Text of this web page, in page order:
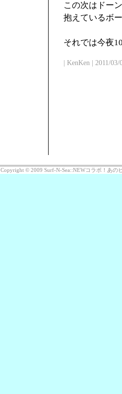
この次はドー
抱えているボ
それでは今夜
| KenKen | 2011/
Copyright © 2009 Surf-N-Sea::NEWコラボ！あの